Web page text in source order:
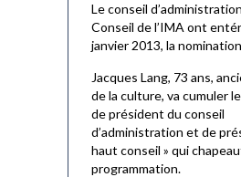
Le conseil
Conseil de l’IMA ont
janvier 2013, la
Jacques Lang, 73 ans,
de la culture, va cumuler
de président du conseil
d’administration et de
haut conseil » qui
programmation.